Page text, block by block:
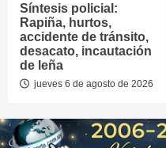
Síntesis policial:
Rapiña, hurtos,
accidente de tránsito,
desacato, incautación
de leña
jueves 6 de agosto de 2026